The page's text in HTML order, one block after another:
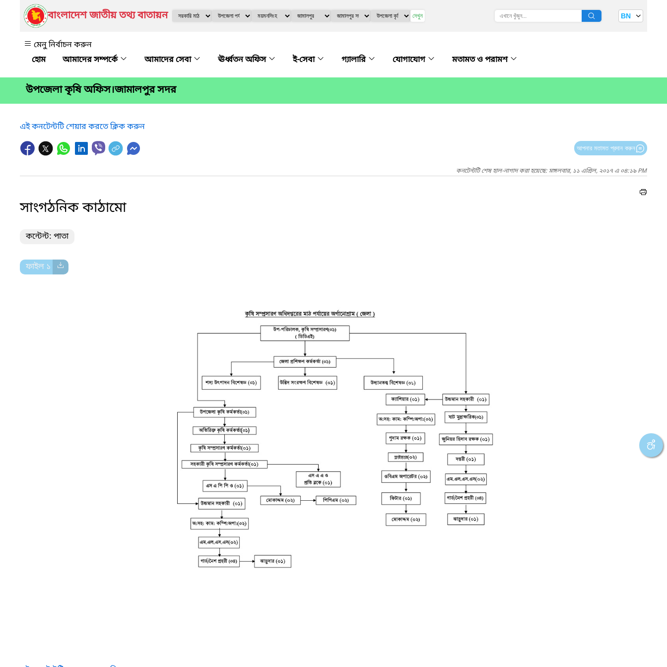
বাংলাদেশ জাতীয় তথ্য বাতায়ন দেখুন BN
মেনু নির্বাচন করুন
আমাদের সম্পর্কে
আমাদের সেবা ঊর্ধ্বতন অফিস ই-সেবা গ্যালারি যোগাযোগ মতামত ও পরামশ
উপজেলা কৃষি অফিস।জামালপুর সদর
এই কনটেন্টটি শেয়ার করতে ক্লিক করুন
আপনার মতামত প্রদান করুন
কনটেন্টটি শেষ হাল-নাগাদ করা হয়েছে: মঙ্গলবার, ১১ এপ্রিল, ২০১৭ এ ০৪:১৯ PM
সাংগঠনিক কাঠামো
কন্টেন্ট: পাতা
ফাইল ১